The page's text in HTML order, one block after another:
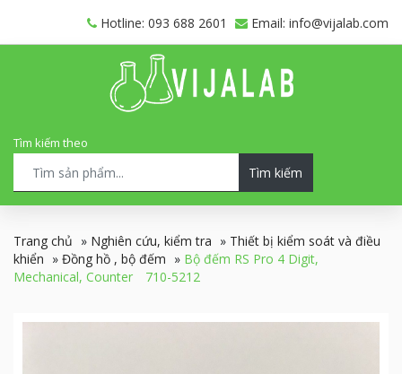
Hotline: 093 688 2601 Email: info@vijalab.com
Tìm kiếm theo
Tìm kiếm
Trang chủ » Nghiên cứu, kiểm tra » Thiết bị kiểm soát và điều
khiển » Đồng hồ , bộ đếm » Bộ đếm RS Pro 4 Digit,
Mechanical, Counter 710-5212